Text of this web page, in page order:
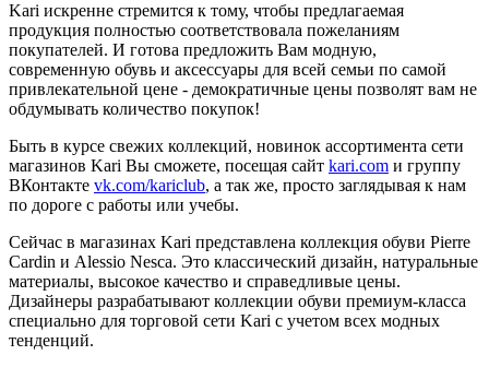
Kari искренне стремится к тому, чтобы предлагаемая
продукция полностью соответствовала пожеланиям
покупателей. И готова предложить Вам модную,
современную обувь и аксессуары для всей семьи по самой
привлекательной цене - демократичные цены позволят вам не
обдумывать количество покупок!
Быть в курсе свежих коллекций, новинок ассортимента сети
магазинов Kari Вы сможете, посещая сайт kari.com и группу
ВКонтакте vk.com/kariclub, а так же, просто заглядывая к нам
по дороге с работы или учебы.
Сейчас в магазинах Kari представлена коллекция обуви Pierre
Cardin и Alessio Nesсa. Это классический дизайн, натуральные
материалы, высокое качество и справедливые цены.
Дизайнеры разрабатывают коллекции обуви премиум-класса
специально для торговой сети Kari с учетом всех модных
тенденций.